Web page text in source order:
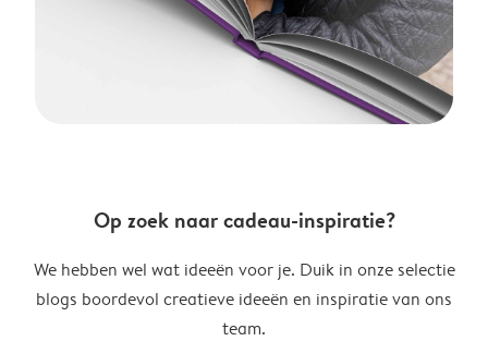
Op zoek naar cadeau-inspiratie?
We hebben wel wat ideeën voor je. Duik in onze selectie
blogs boordevol creatieve ideeën en inspiratie van ons
team.